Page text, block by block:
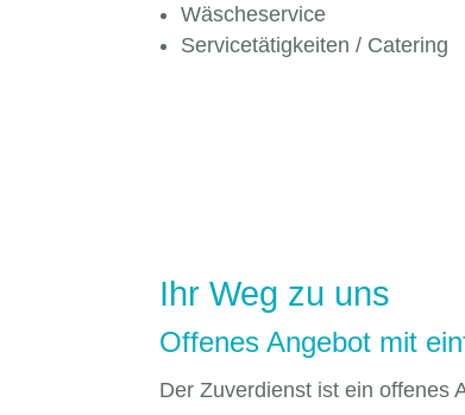
Wäscheservice
Servicetätigkeiten / Catering
​Ihr Weg zu uns
Offenes Angebot mit
Der Zuverdienst ist ein offenes